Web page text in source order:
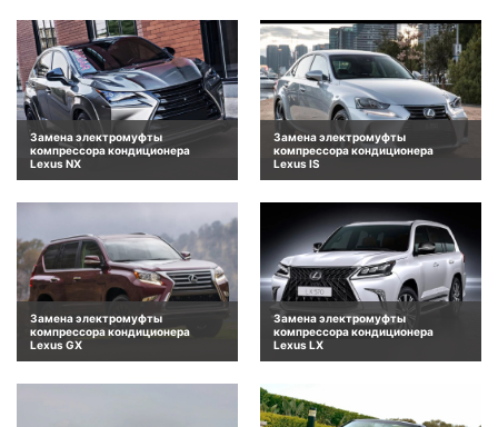
Замена электромуфты
компрессора кондиционера
Lexus NX
Замена электромуфты
компрессора кондиционера
Lexus IS
Замена электромуфты
компрессора кондиционера
Lexus GX
Замена электромуфты
компрессора кондиционера
Lexus LX